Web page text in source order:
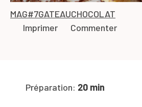
MAG#7GATEAUCHOCOLAT
Imprimer
Commenter
Préparation: 20 min